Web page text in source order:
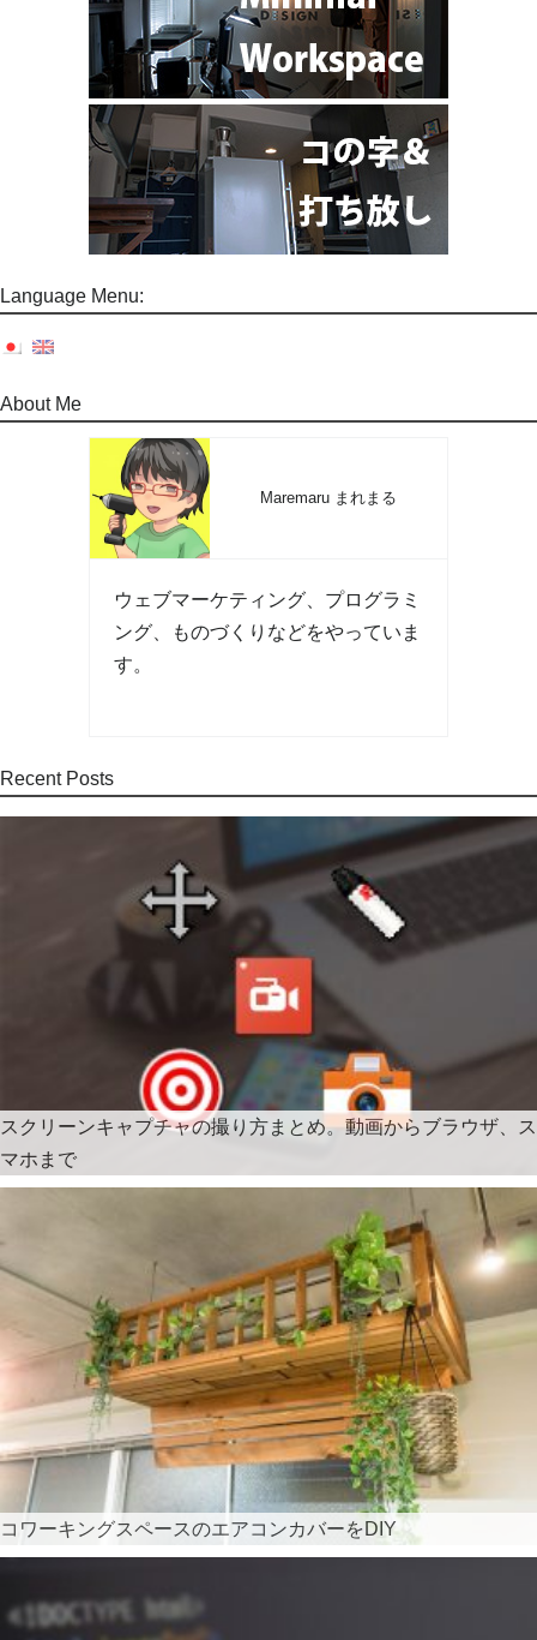
Language Menu:
About Me
Maremaru まれまる
ウェブマーケティング、プログラミ
ング、ものづくりなどをやっていま
す。
Recent Posts
スクリーンキャプチャの撮り方まとめ。動画からブラウザ、ス
マホまで
コワーキングスペースのエアコンカバーをDIY